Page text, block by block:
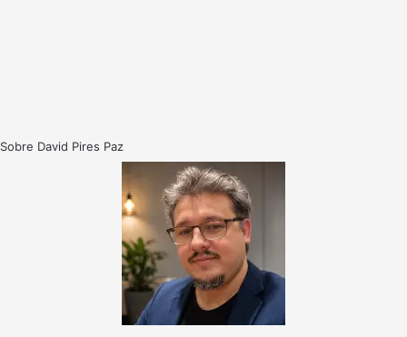
Sobre David Pires Paz